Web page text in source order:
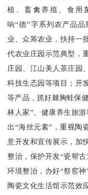
植、畜禽养殖、食用
响“德”字系列农产品
业、众筹农业，扶持一
代农业庄园示范典型，
庄园、江山美人茶庄园
科技生态园等项目；开
等产品，抓好棘胸蛙保
林人家”、健康养生旅
出“海丝元素”，重视陶
意开发和宣传展示，
整治，保护开发“瓷帮
环境整治，办好“祭窑
陶瓷文化生活馆示范效